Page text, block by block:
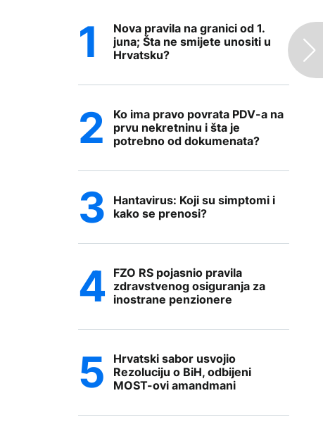
Nova pravila na granici od 1.
juna; Šta ne smijete unositi u
Hrvatsku?
Ko ima pravo povrata PDV-a na
prvu nekretninu i šta je
potrebno od dokumenata?
Hantavirus: Koji su simptomi i
kako se prenosi?
FZO RS pojasnio pravila
zdravstvenog osiguranja za
inostrane penzionere
Hrvatski sabor usvojio
Rezoluciju o BiH, odbijeni
MOST-ovi amandmani